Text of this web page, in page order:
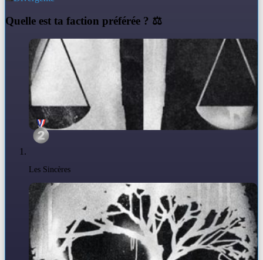
Quelle est ta faction préférée ? ⚖️
Les Sincères